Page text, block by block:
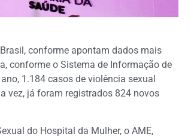
conforme apontam dados mais
conforme o Sistema de Informação de
1.184 casos de violência sexual
vez, já foram registrados 824 novos
do Hospital da Mulher, o AME,